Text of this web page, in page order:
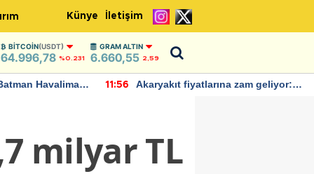
Künye İletişim
BITCOIN(USDT)
64.996,78 %0.231
GRAM ALTIN
6.660,55 2,59
Havalimanı
11:56
Akaryakıt fiyatlarına zam geliyor:
milyar TL